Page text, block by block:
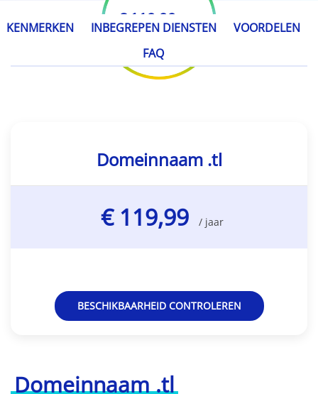
€ 119,99 / jaar
KENMERKEN INBEGREPEN DIENSTEN
VOORDELEN
FAQ
Domeinnaam .tl
Domeinnaam .tl
€ 119,99 / jaar
BESCHIKBAARHEID CONTROLEREN